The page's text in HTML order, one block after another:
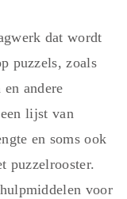
dat wordt
puzzels, zoals
andere
lijst van
en soms ook
puzzelrooster.
voor